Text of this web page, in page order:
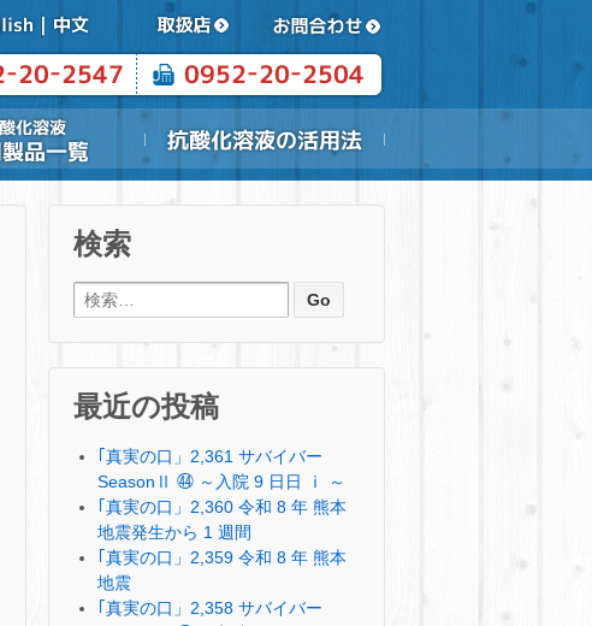
検索
検索:
最近の投稿
｢真実の口」2,361 サバイバー
SeasonⅡ ㊹ ～入院 9 日日 ⅰ ～
｢真実の口」2,360 令和 8 年 熊本
地震発生から 1 週間
｢真実の口」2,359 令和 8 年 熊本
地震
｢真実の口」2,358 サバイバー